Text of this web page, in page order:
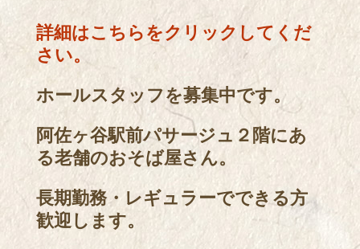
詳細はこちらをクリックしてくだ
さい。
ホールスタッフを募集中です。
阿佐ヶ谷駅前パサージュ２階にあ
る老舗のおそば屋さん。
長期勤務・レギュラーでできる方
歓迎します。